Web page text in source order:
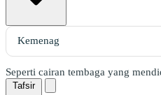
Seperti cairan tembaga yang
Tafsir